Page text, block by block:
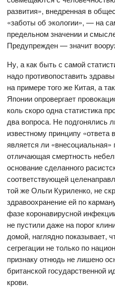
развития», внедренная в
«заботы об экологии», — на
предельном значении и
Предупрежден — значит
Ну, а как быть с самой
надо противопоставить
на примере того же Китая, а
Японии опровергает
коль скоро одна статистика
два вопроса. Не подгонялись
известному принципу «ответа
является ли «внесоциальная»
отличающая смертность
основание сделанного
соответствующей
той же Ольги Куриленко, не
здравоохранение ей по
фазе коронавирусной
не пустили даже на порог
домой, наглядно показывает,
сегрегации не только по
признаку отнюдь не лишено
британской государственной
крови.